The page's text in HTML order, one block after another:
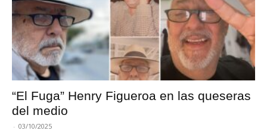
“El Fuga” Henry Figueroa en las queseras
del medio
- 03/10/2025